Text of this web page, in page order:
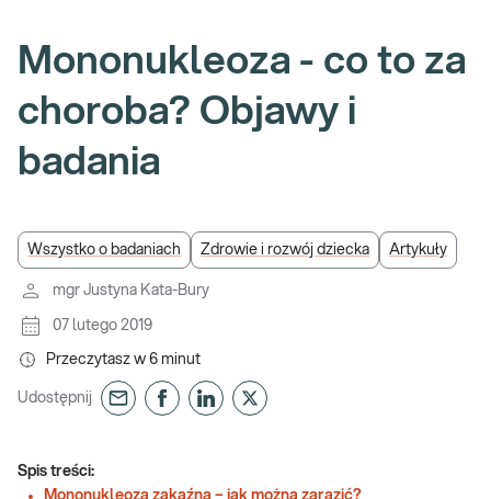
Mononukleoza - co to za
choroba? Objawy i
badania
Wszystko o badaniach Zdrowie i rozwój dziecka Artykuły
mgr Justyna Kata-Bury
07 lutego 2019
Przeczytasz w 6 minut
Udostępnij
Spis treści:
Mononukleoza zakaźna – jak można zarazić?